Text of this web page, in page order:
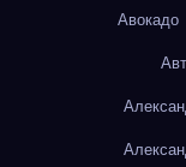
Авокадо